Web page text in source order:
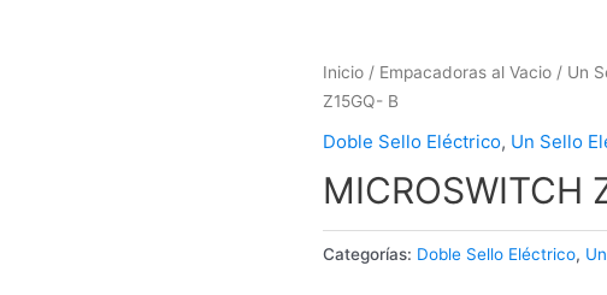
Inicio / Empacadoras al Vacio / Un
Z15GQ- B
Doble Sello Eléctrico, Un Sello
MICROSWITCH
Categorías: Doble Sello Eléctrico,